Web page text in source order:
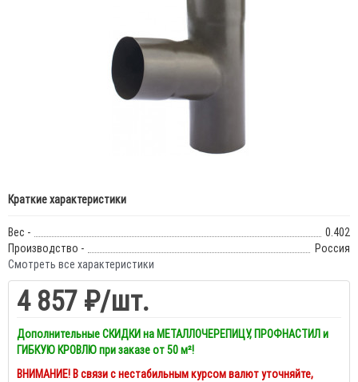
Краткие характеристики
Вес -
0.402
Производство -
Россия
Смотреть все характеристики
4 857 ₽/шт.
Дополнительные СКИДКИ на МЕТАЛЛОЧЕРЕПИЦУ, ПРОФНАСТИЛ и
ГИБКУЮ КРОВЛЮ при заказе от 50 м²!
ВНИМАНИЕ! В связи с нестабильным курсом валют уточняйте,